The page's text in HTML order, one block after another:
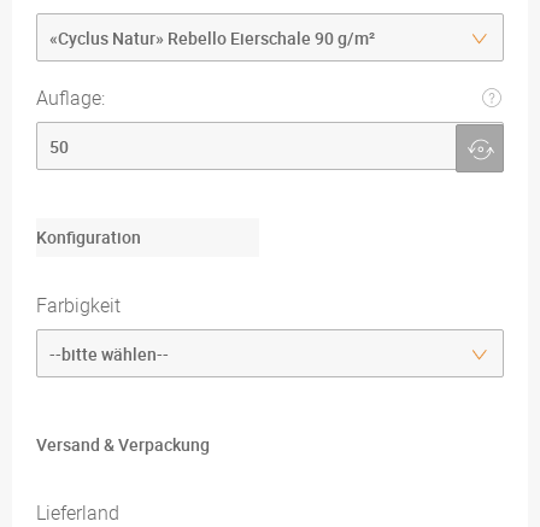
Auflage:
Konfiguration
Farbigkeit
Versand & Verpackung
Lieferland